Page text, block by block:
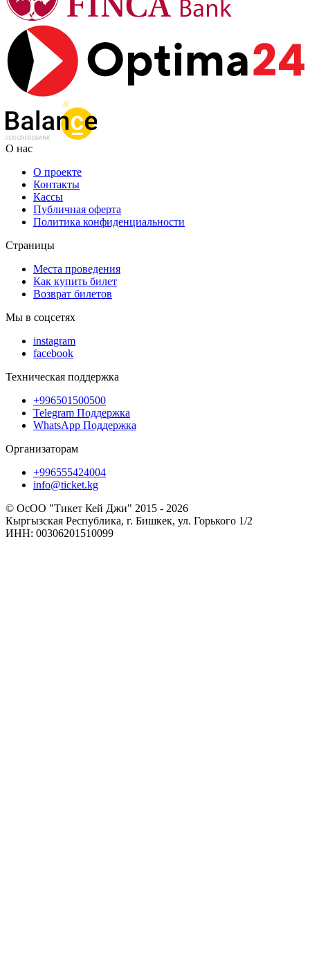
О нас
О проекте
Контакты
Кассы
Публичная оферта
Политика конфиденциальности
Страницы
Места проведения
Как купить билет
Возврат билетов
Мы в соцсетях
instagram
facebook
Техническая поддержка
+996501500500
Telegram Поддержка
WhatsApp Поддержка
Организаторам
+996555424004
info@ticket.kg
© ОсОО "Тикет Кей Джи" 2015 - 2026
Кыргызская Республика, г. Бишкек, ул. Горького 1/2
ИНН: 00306201510099